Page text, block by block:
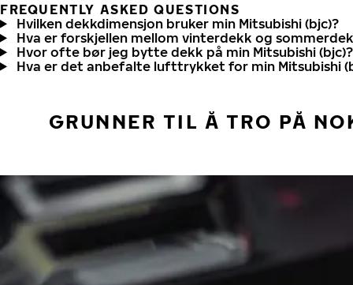
FREQUENTLY ASKED QUESTIONS
Hvilken dekkdimensjon bruker min Mitsubishi (bjc)?
Hva er forskjellen mellom vinterdekk og
Hvor ofte bør jeg bytte dekk på min Mitsubishi (bjc)?
Hva er det anbefalte lufttrykket for min Mitsubishi
GRUNNER TIL Å TRO PÅ